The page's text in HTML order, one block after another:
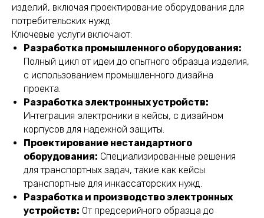
изделий, включая проектирование оборудования для
потребительских нужд.
Ключевые услуги включают:
Разработка промышленного оборудования:
Полный цикл от идеи до опытного образца изделия,
с использованием промышленного дизайна
проекта.
Разработка электронных устройств:
Интеграция электроники в кейсы, с дизайном
корпусов для надежной защиты.
Проектирование нестандартного
оборудования: Специализированные решения
для транспортных задач, такие как кейсы
транспортные для инкассаторских нужд.
Разработка и производство электронных
устройств: От предсерийного образца до